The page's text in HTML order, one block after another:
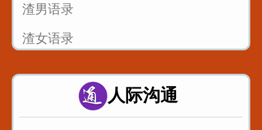
渣男语录
渣女语录
假戏假做_真热闹_哈哈
人际沟通